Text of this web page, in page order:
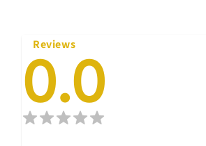
Reviews
0.0